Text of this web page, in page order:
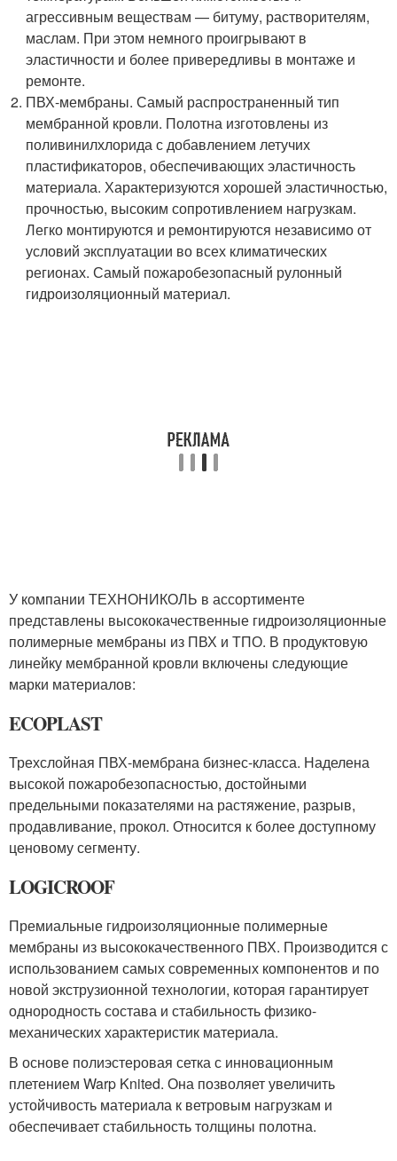
агрессивным веществам — битуму, растворителям,
маслам. При этом немного проигрывают в
эластичности и более привередливы в монтаже и
ремонте.
ПВХ-мембраны. Самый распространенный тип
мембранной кровли. Полотна изготовлены из
поливинилхлорида с добавлением летучих
пластификаторов, обеспечивающих эластичность
материала. Характеризуются хорошей эластичностью,
прочностью, высоким сопротивлением нагрузкам.
Легко монтируются и ремонтируются независимо от
условий эксплуатации во всех климатических
регионах. Самый пожаробезопасный рулонный
гидроизоляционный материал.
У компании ТЕХНОНИКОЛЬ в ассортименте
представлены высококачественные гидроизоляционные
полимерные мембраны из ПВХ и ТПО. В продуктовую
линейку мембранной кровли включены следующие
марки материалов:
ECOPLAST
Трехслойная ПВХ-мембрана бизнес-класса. Наделена
высокой пожаробезопасностью, достойными
предельными показателями на растяжение, разрыв,
продавливание, прокол. Относится к более доступному
ценовому сегменту.
LOGICROOF
Премиальные гидроизоляционные полимерные
мембраны из высококачественного ПВХ. Производится с
использованием самых современных компонентов и по
новой экструзионной технологии, которая гарантирует
однородность состава и стабильность физико-
механических характеристик материала.
В основе полиэстеровая сетка с инновационным
плетением Warp Knited. Она позволяет увеличить
устойчивость материала к ветровым нагрузкам и
обеспечивает стабильность толщины полотна.